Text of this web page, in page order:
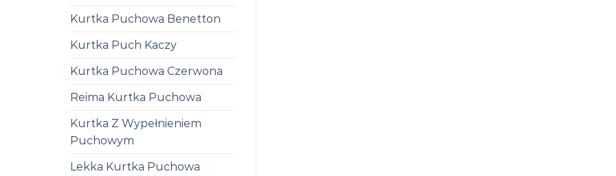
Kurtka Puchowa Benetton
Kurtka Puch Kaczy
Kurtka Puchowa Czerwona
Reima Kurtka Puchowa
Kurtka Z Wypełnieniem
Puchowym
Lekka Kurtka Puchowa